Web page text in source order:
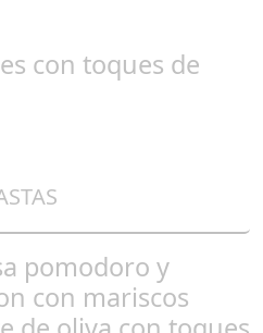
con toques de
pomodoro y
con mariscos